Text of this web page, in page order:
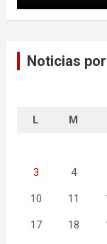
Noticias
L M
3 4
10 11
17 18